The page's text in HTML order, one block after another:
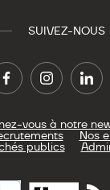
SUIVEZ-NOUS
vous à notre
Nos
publics